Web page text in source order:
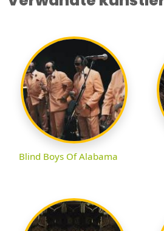
Blind Boys Of Alabama